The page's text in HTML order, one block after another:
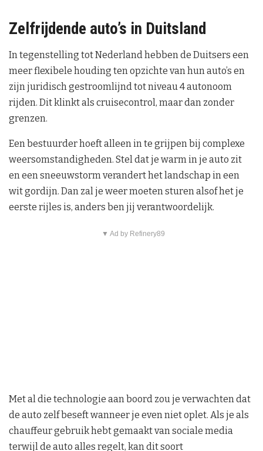
Zelfrijdende auto’s in Duitsland
In tegenstelling tot Nederland hebben de Duitsers een
meer flexibele houding ten opzichte van hun auto’s en
zijn juridisch gestroomlijnd tot niveau 4 autonoom
rijden. Dit klinkt als cruisecontrol, maar dan zonder
grenzen.
Een bestuurder hoeft alleen in te grijpen bij complexe
weersomstandigheden. Stel dat je warm in je auto zit
en een sneeuwstorm verandert het landschap in een
wit gordijn. Dan zal je weer moeten sturen alsof het je
eerste rijles is, anders ben jij verantwoordelijk.
▼ Ad by Refinery89
Met al die technologie aan boord zou je verwachten dat
de auto zelf beseft wanneer je even niet oplet. Als je als
chauffeur gebruik hebt gemaakt van sociale media
terwijl de auto alles regelt, kan dit soort